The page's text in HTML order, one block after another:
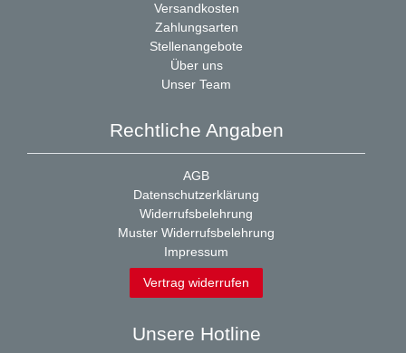
Versandkosten
Zahlungsarten
Stellenangebote
Über uns
Unser Team
Rechtliche Angaben
AGB
Datenschutzerklärung
Widerrufsbelehrung
Muster Widerrufsbelehrung
Impressum
Vertrag widerrufen
Unsere Hotline